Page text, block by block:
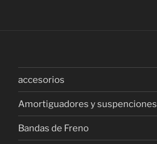
accesorios
Amortiguadores y suspenciones
Bandas de Freno